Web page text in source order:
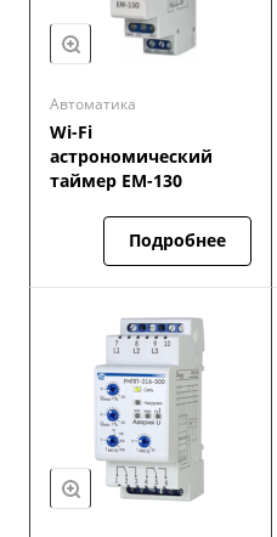
Автоматика
Wi-Fi
астрономический
таймер EM-130
Подробнее